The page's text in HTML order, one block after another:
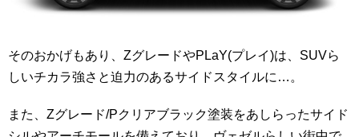
そのおかげもあり、ZグレードやPLaY(プレイ)は、SUVら
しいチカラ強さと迫力のあるサイドスタイルに…。
また、Zグレード/Pクリアブラック塗装をあしらったサイド